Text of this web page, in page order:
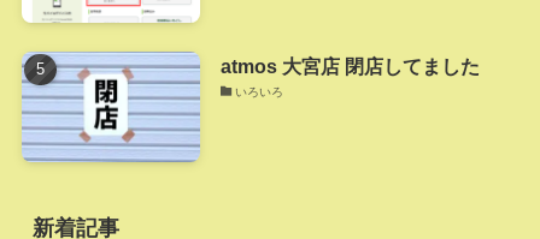
atmos 大宮店 閉店してました
いろいろ
新着記事